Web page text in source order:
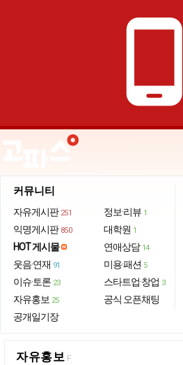
phone_android
커뮤니티
자유게시판 251
익명게시판 850
HOT 게시물
웃음·연재 91
이슈·토론 23
자유홍보 25
공개일기장
정보·리뷰 1
대학원 1
연애상담 14
미용·패션 5
스타트업·창업 3
공식 오픈채팅
자유홍보 F